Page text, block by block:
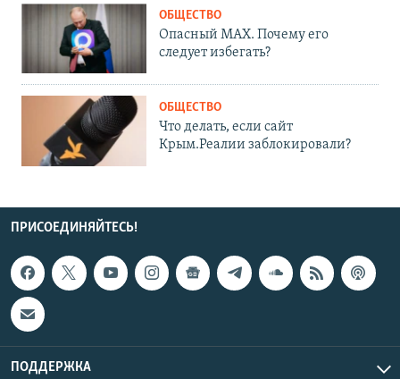
ОБЩЕСТВО
Опасный MAX. Почему его
следует избегать?
ОБЩЕСТВО
Что делать, если сайт
Крым.Реалии заблокировали?
ПРИСОЕДИНЯЙТЕСЬ!
ПОДДЕРЖКА